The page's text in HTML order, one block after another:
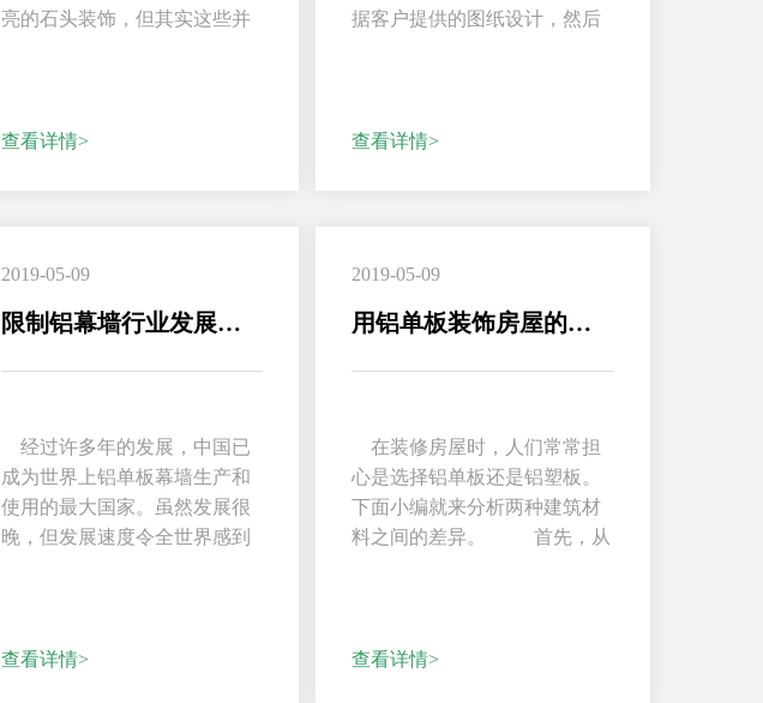
亮的石头装饰，但其实这些并
查看详情>
据客户提供的图纸设计，然后
查看详情>
2019-05-09
限制铝幕墙行业发展原因
经过许多年的发展，中国已
成为世界上铝单板幕墙生产和
使用的最大国家。虽然发展很
晚，但发展速度令全世界感到
查看详情>
2019-05-09
用铝单板装饰房屋的原因
在装修房屋时，人们常常担
心是选择铝单板还是铝塑板。
下面小编就来分析两种建筑材
料之间的差异。 首先，从
查看详情>